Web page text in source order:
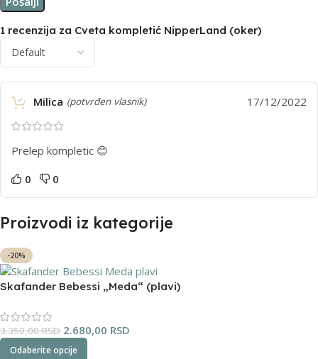
1 recenzija za Cveta kompletić NipperLand (oker)
Milica (potvrđen vlasnik) 17/12/2022
Prelep kompletic 😊
0 0
Proizvodi iz kategorije
-20%
Skafander Bebessi „Meda“ (plavi)
3.350,00RSD 2.680,00 RSD
Odaberite opcije